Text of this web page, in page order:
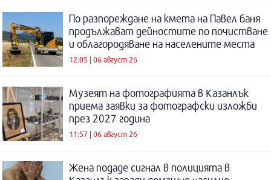
По разпореждане на кмета на Павел баня
продължават дейностите по почистване
и облагородяване на населените места
12:05 | 06 август 26
Музеят на фотографията в Казанлък
приема заявки за фотографски изложби
през 2027 година
11:57 | 06 август 26
Жена подаде сигнал в полицията в